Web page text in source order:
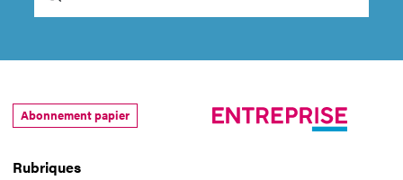
Rubriques
Abonnement papier